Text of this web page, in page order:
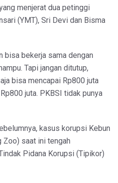
menjerat dua petinggi
(YMT), Sri Devi dan Bisma
bisa bekerja sama dengan
Tapi jangan ditutup,
bisa mencapai Rp800 juta
juta. PKBSI tidak punya
kasus korupsi Kebun
Zoo) saat ini tengah
Pidana Korupsi (Tipikor)